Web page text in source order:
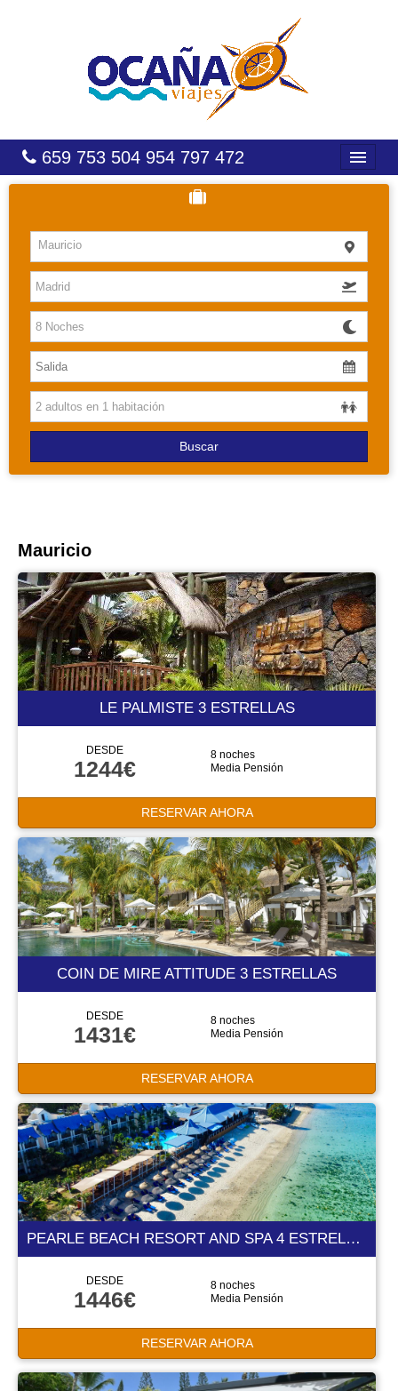
659 753 504 954 797 472
HOTELES
COSTAS
CARIBE
CANARIAS
BALEARES
PAQUETES
Mauricio
Buscar
Mauricio
LE PALMISTE 3 ESTRELLAS
DESDE
1244€
8 noches
Media Pensión
RESERVAR AHORA
COIN DE MIRE ATTITUDE 3 ESTRELLAS
DESDE
1431€
8 noches
Media Pensión
RESERVAR AHORA
PEARLE BEACH RESORT AND SPA 4 ESTRELLAS
DESDE
1446€
8 noches
Media Pensión
RESERVAR AHORA